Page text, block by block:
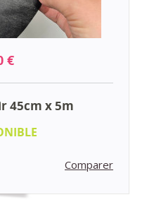
€
45cm x 5m
Comparer